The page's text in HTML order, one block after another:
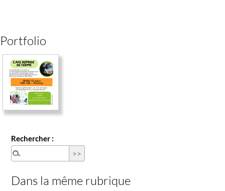
Portfolio
Rechercher :
Dans la même rubrique